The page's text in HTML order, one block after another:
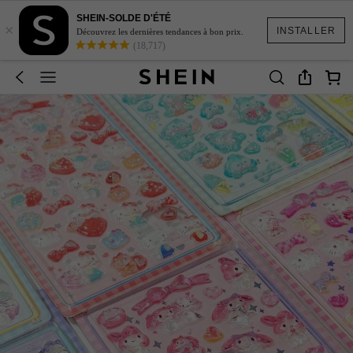
INSTALLER
×
SHEIN-SOLDE D'ÉTÉ
Découvrez les dernières tendances à bon prix.
(18,717)